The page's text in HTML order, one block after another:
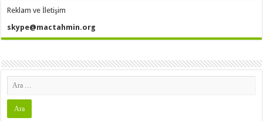
Reklam ve İletişim
skype@mactahmin.org